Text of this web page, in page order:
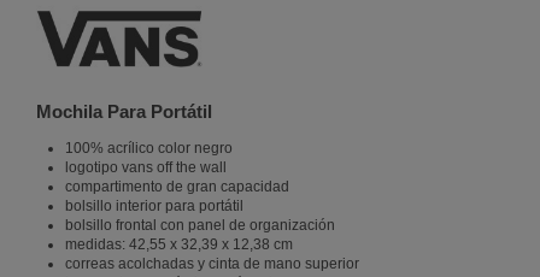
Mochila Para Portátil
100% acrílico color negro
logotipo vans off the wall
compartimento de gran capacidad
bolsillo interior para portátil
bolsillo frontal con panel de organización
medidas: 42,55 x 32,39 x 12,38 cm
correas acolchadas y cinta de mano superior